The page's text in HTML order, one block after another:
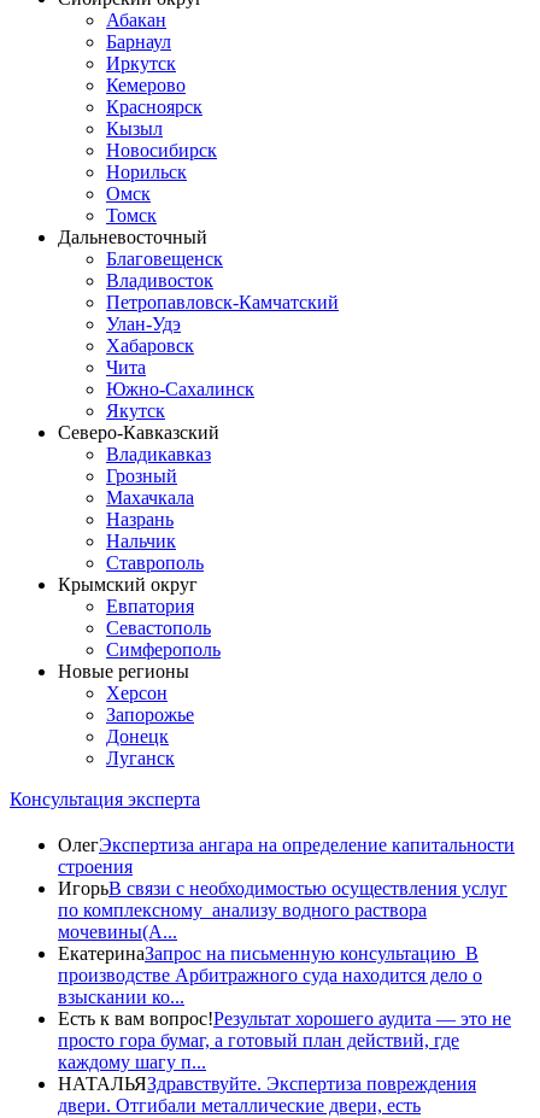
Абакан
Барнаул
Иркутск
Кемерово
Красноярск
Кызыл
Новосибирск
Норильск
Омск
Томск
Дальневосточный
Благовещенск
Владивосток
Петропавловск-Камчатский
Улан-Удэ
Хабаровск
Чита
Южно-Сахалинск
Якутск
Северо-Кавказский
Владикавказ
Грозный
Махачкала
Назрань
Нальчик
Ставрополь
Крымский округ
Евпатория
Севастополь
Симферополь
Новые регионы
Херсон
Запорожье
Донецк
Луганск
Консультация эксперта
ОлегЭкспертиза ангара на определение капитальности
строения
ИгорьВ связи с необходимостью осуществления услуг
по комплексному анализу водного раствора
мочевины(A...
ЕкатеринаЗапрос на письменную консультацию В
производстве Арбитражного суда находится дело о
взыскании ко...
Есть к вам вопрос!Результат хорошего аудита — это не
просто гора бумаг, а готовый план действий, где
каждому шагу п...
НАТАЛЬЯЗдравствуйте. Экспертиза повреждения
двери. Отгибали металлические двери, есть